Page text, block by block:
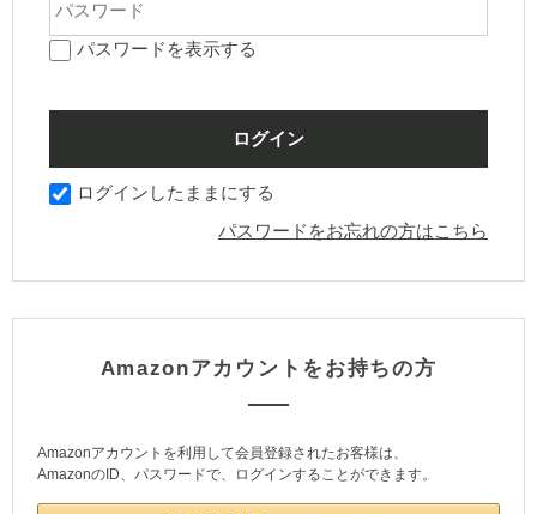
パスワードを表示する
ログインしたままにする
パスワードをお忘れの方はこちら
Amazonアカウントをお持ちの方
Amazonアカウントを利用して会員登録されたお客様は、
AmazonのID、パスワードで、ログインすることができます。